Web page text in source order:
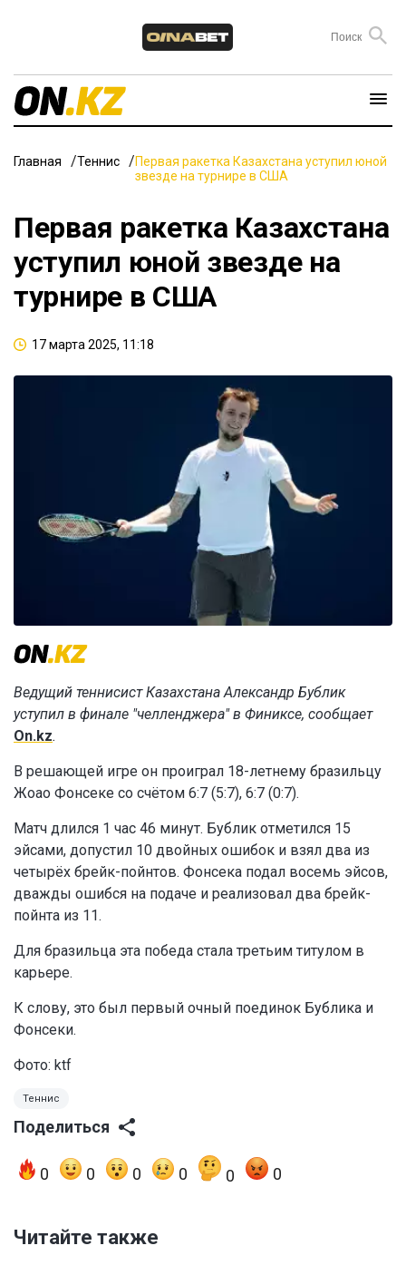
Главная Теннис
Первая ракетка Казахстана уступил юной
звезде на турнире в США
Первая ракетка Казахстана
уступил юной звезде на
турнире в США
17 марта 2025, 11:18
Ведущий теннисист Казахстана Александр Бублик
уступил в финале "челленджера" в Финиксе, сообщает
On.kz.
В решающей игре он проиграл 18-летнему бразильцу
Жоао Фонсеке со счётом 6:7 (5:7), 6:7 (0:7).
Матч длился 1 час 46 минут. Бублик отметился 15
эйсами, допустил 10 двойных ошибок и взял два из
четырёх брейк-пойнтов. Фонсека подал восемь эйсов,
дважды ошибся на подаче и реализовал два брейк-
пойнта из 11.
Для бразильца эта победа стала третьим титулом в
карьере.
К слову, это был первый очный поединок Бублика и
Фонсеки.
Фото: ktf
Теннис
Поделиться
0 0 0 0 0 0
Читайте также